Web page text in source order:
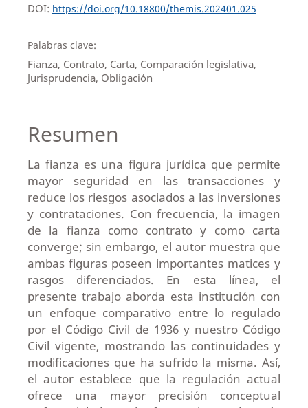
DOI: https://doi.org/10.18800/themis.202401.025
Palabras clave:
Fianza, Contrato, Carta, Comparación legislativa,
Jurisprudencia, Obligación
Resumen
La fianza es una figura jurídica que permite
mayor seguridad en las transacciones y
reduce los riesgos asociados a las inversiones
y contrataciones. Con frecuencia, la imagen
de la fianza como contrato y como carta
converge; sin embargo, el autor muestra que
ambas figuras poseen importantes matices y
rasgos diferenciados. En esta línea, el
presente trabajo aborda esta institución con
un enfoque comparativo entre lo regulado
por el Código Civil de 1936 y nuestro Código
Civil vigente, mostrando las continuidades y
modificaciones que ha sufrido la misma. Así,
el autor establece que la regulación actual
ofrece una mayor precisión conceptual